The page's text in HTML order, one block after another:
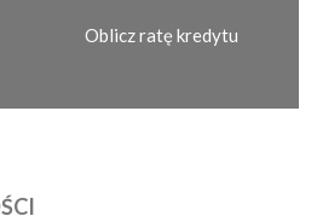
Oblicz ratę kredytu